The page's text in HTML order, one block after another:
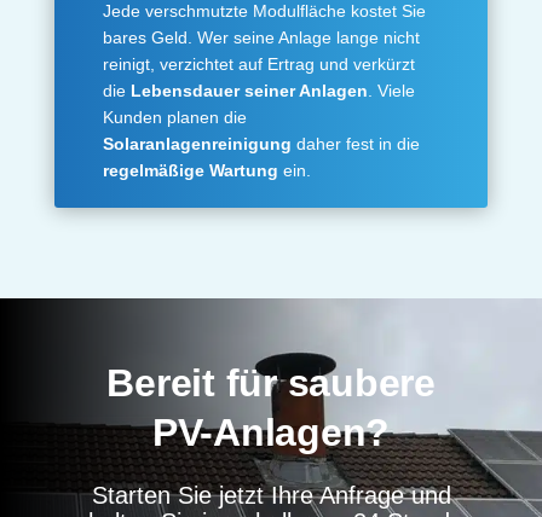
Jede verschmutzte Modulfläche kostet Sie
bares Geld. Wer seine Anlage lange nicht
reinigt, verzichtet auf Ertrag und verkürzt
die Lebensdauer seiner Anlagen . Viele
Kunden planen die
Solaranlagenreinigung daher fest in die
regelmäßige Wartung ein.
Bereit für saubere
PV-Anlagen?
Starten Sie jetzt Ihre Anfrage und